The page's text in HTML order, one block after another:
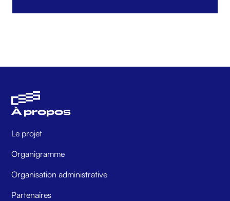
À propos
Le projet
Organigramme
Organisation administrative
Partenaires